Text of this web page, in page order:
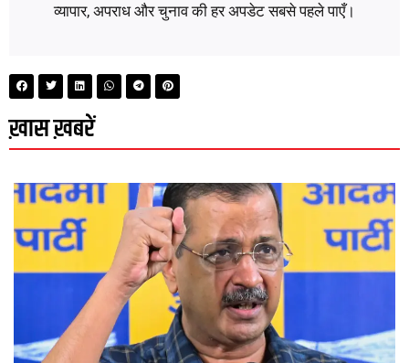
व्यापार, अपराध और चुनाव की हर अपडेट सबसे पहले पाएँ।
ख़ास ख़बरें